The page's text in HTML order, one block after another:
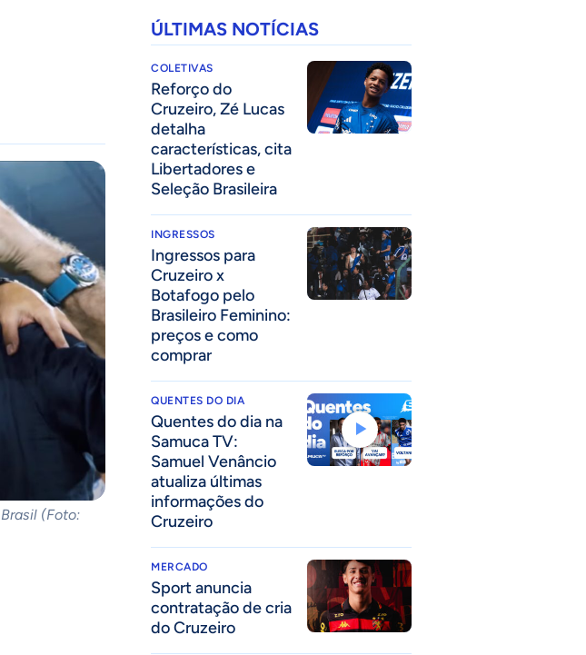
(Foto:
ÚLTIMAS NOTÍCIAS
COLETIVAS
⁠Reforço do
Cruzeiro, Zé Lucas
detalha
características, cita
Libertadores e
Seleção Brasileira
INGRESSOS
Ingressos para
Cruzeiro x
Botafogo pelo
Brasileiro Feminino:
preços e como
comprar
QUENTES DO DIA
Quentes do dia na
Samuca TV:
Samuel Venâncio
atualiza últimas
informações do
Cruzeiro
MERCADO
Sport anuncia
contratação de cria
do Cruzeiro